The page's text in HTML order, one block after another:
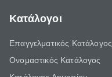
Κατάλογοι
Επαγγελματικός Κατάλογος
Ονομαστικός Κατάλογος